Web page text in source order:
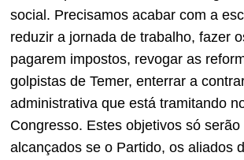
social. Precisamos acabar com a
reduzir a jornada de trabalho, fazer
pagarem impostos, revogar as
golpistas de Temer, enterrar a
administrativa que está tramitando
Congresso. Estes objetivos só serão
alcançados se o Partido, os aliados